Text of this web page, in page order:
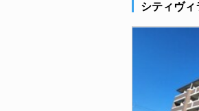
シティヴィ